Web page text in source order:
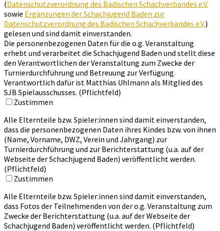
(Datenschutzverordnung des Badischen Schachverbandes e.V.
sowie Ergänzungen der Schachjugend Baden zur
Datenschutzverordnung des Badischen Schachverbandes e.V.)
gelesen und sind damit einverstanden.
Die personenbezogenen Daten für die o.g. Veranstaltung
erhebt und verarbeitet die Schachjugend Baden und stellt diese
den Verantwortlichen der Veranstaltung zum Zwecke der
Turnierdurchführung und Betreuung zur Verfügung.
Verantwortlich dafür ist Matthias Uhlmann als Mitglied des
SJB Spielausschusses. (Pflichtfeld)
Zustimmen
Alle Elternteile bzw. Spieler:innen sind damit einverstanden,
dass die personenbezogenen Daten ihres Kindes bzw. von ihnen
(Name, Vorname, DWZ, Verein und Jahrgang) zur
Turnierdurchführung und zur Berichterstattung (u.a. auf der
Webseite der Schachjugend Baden) veröffentlicht werden.
(Pflichtfeld)
Zustimmen
Alle Elternteile bzw. Spieler:innen sind damit einverstanden,
dass Fotos der Teilnehmenden von der o.g. Veranstaltung zum
Zwecke der Berichterstattung (u.a. auf der Webseite der
Schachjugend Baden) veröffentlicht werden. (Pflichtfeld)